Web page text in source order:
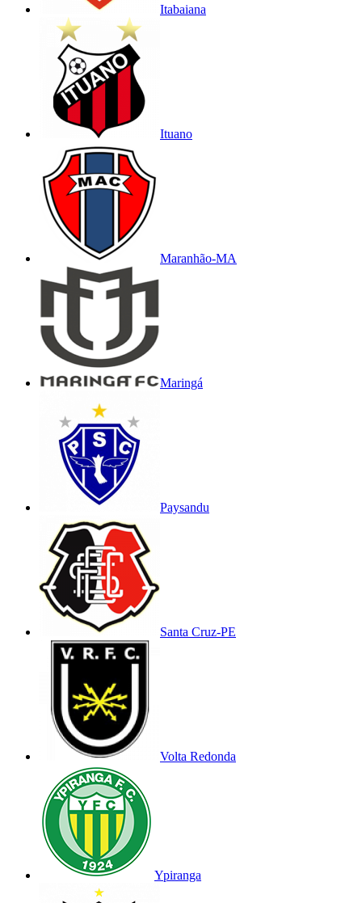
Itabaiana
Ituano
Maranhão-MA
Maringá
Paysandu
Santa Cruz-PE
Volta Redonda
Ypiranga